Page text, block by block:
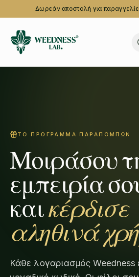
Δωρεάν αποστολή για
ΤΟ ΠΡΌΓΡΑΜΜΑ ΠΑΡΑΠΟΜΠΏΝ
Μοιράσου
εμπειρία
καικέρδισε
αληθινά
Κάθε λογαριασμός Weedness